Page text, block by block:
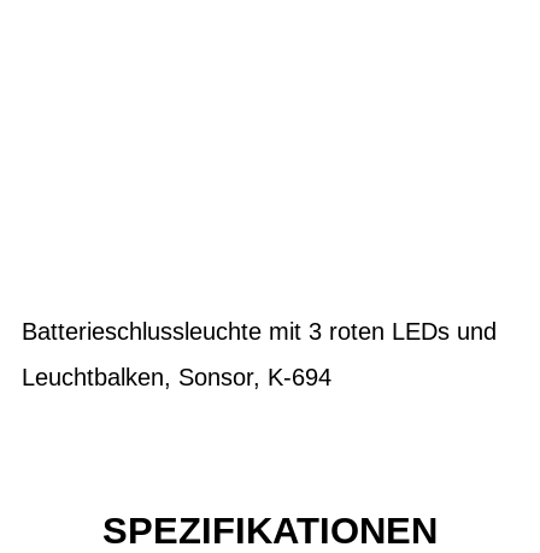
Batterieschlussleuchte mit 3 roten LEDs und
Leuchtbalken, Sonsor, K-694
SPEZIFIKATIONEN